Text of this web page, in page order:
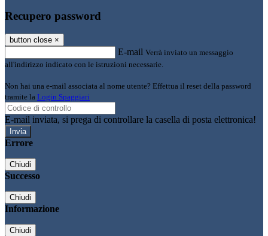
Recupero password
button close ×
E-mail Verrà inviato un messaggio
all'indirizzo indicato con le istruzioni necessarie.
Non hai una e-mail associata al nome utente? Effettua il reset della password
tramite la Login Spaggiari
E-mail inviata, si prega di controllare la casella di posta elettronica!
Errore
Chiudi
Successo
Chiudi
Informazione
Chiudi